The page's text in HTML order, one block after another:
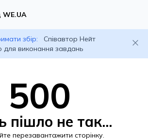
WE.UA
збір:
Співавтор Нейт
для виконання завдань
500
пішло не так...
перезавантажити сторінку.